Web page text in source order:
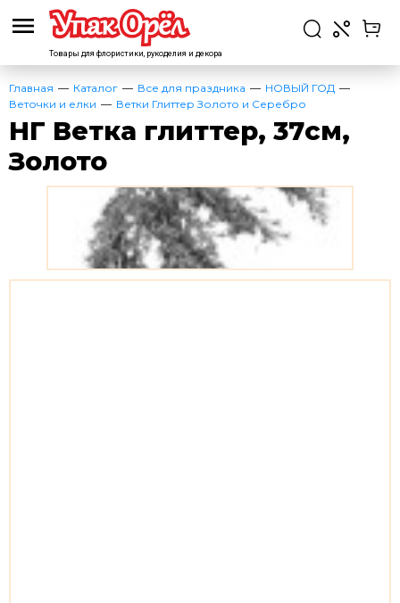
Товары для флористики, рукоделия и декора
Главная Каталог Все для праздника
НОВЫЙ ГОД
Веточки и елки
Ветки Глиттер Золото и Серебро
НГ Ветка глиттер, 37см,
Золото